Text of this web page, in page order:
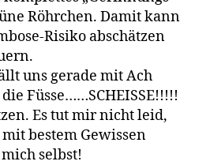
Röhrchen. Damit kann
Risiko abschätzen
uns gerade mit Ach
Füsse……SCHEISSE!!!!!
Es tut mir nicht leid,
bestem Gewissen
selbst!